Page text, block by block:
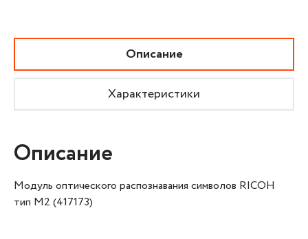
Описание
Характеристики
Описание
Модуль оптического распознавания символов RICOH
тип M2 (417173)